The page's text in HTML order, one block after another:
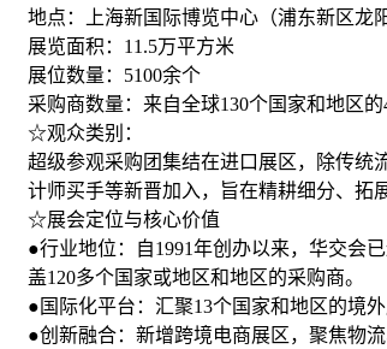
地点：上海新国际博览中心（浦东新区龙阳
展览面积：11.5万平方米
展位数量：5100余个
采购商数量：来自全球130个国家和地区的
☆观众类别：
超级参观采购团集结在进口展区，除传统
计师买手等新晋加入，旨在精耕细分、拓
☆展会定位与核心价值
●行业地位：自1991年创办以来，华交会
盖120多个国家或地区和地区的采购商。
●国际化平台：汇聚13个国家和地区的境
●创新融合：新增跨境电商展区，聚焦物